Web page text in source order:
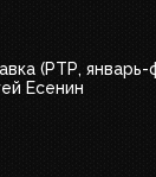
(РТР, январь-
Есенин